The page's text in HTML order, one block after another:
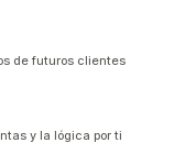
de futuros clientes
y la lógica por ti